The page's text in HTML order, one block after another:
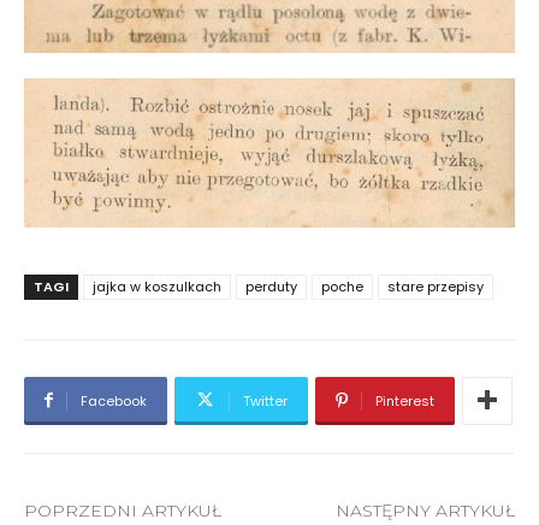
TAGI jajka w koszulkach perduty poche stare przepisy
Facebook Twitter Pinterest
POPRZEDNI ARTYKUŁ NASTĘPNY ARTYKUŁ